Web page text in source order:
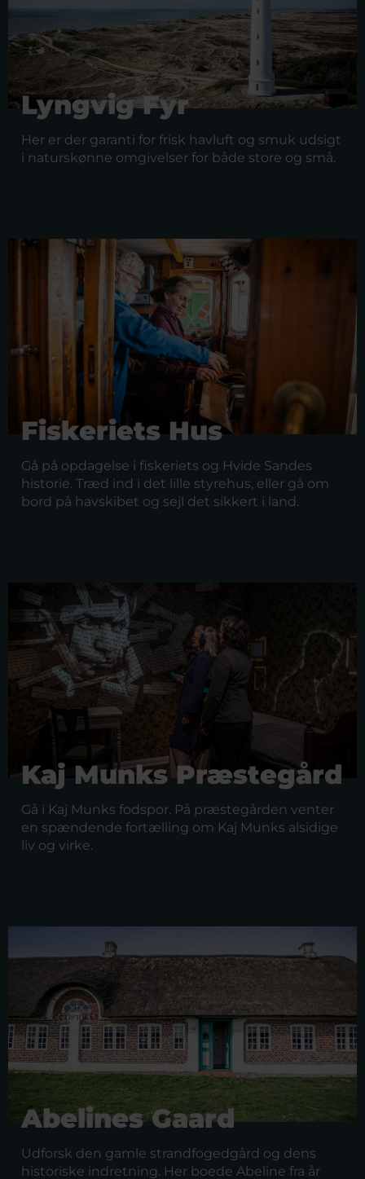
Lyngvig Fyr
Her er der garanti for frisk havluft og smuk udsigt
i naturskønne omgivelser for både store og små.
Fiskeriets Hus
Gå på opdagelse i fiskeriets og Hvide Sandes
historie. Træd ind i det lille styrehus, eller gå om
bord på havskibet og sejl det sikkert i land.
Kaj Munks Præstegård
Gå i Kaj Munks fodspor. På præstegården venter
en spændende fortælling om Kaj Munks alsidige
liv og virke.
Abelines Gaard
Udforsk den gamle strandfogedgård og dens
historiske indretning. Her boede Abeline fra år